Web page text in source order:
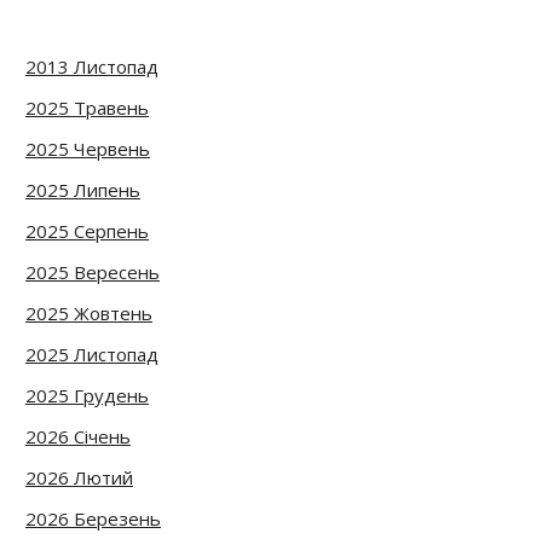
2013 Листопад
2025 Травень
2025 Червень
2025 Липень
2025 Серпень
2025 Вересень
2025 Жовтень
2025 Листопад
2025 Грудень
2026 Січень
2026 Лютий
2026 Березень